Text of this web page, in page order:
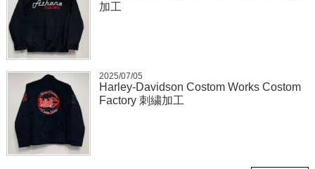
加工
2025/07/05
Harley-Davidson Costom Works Costom
Factory 刺繍加工